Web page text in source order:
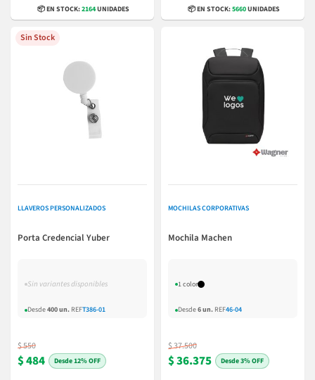
📦 EN STOCK:2164UNIDADES 📦 EN STOCK:5660UNIDADES
Sin Stock
LLAVEROS PERSONALIZADOS
Porta Credencial Yuber
Sin variantes disponibles
Desde400 un. REFT386-01
$ 550
$ 484 12% OFF
MOCHILAS CORPORATIVAS
Mochila Machen
1 color
Desde6 un. REF46-04
$ 37.500
$ 36.375 3% OFF